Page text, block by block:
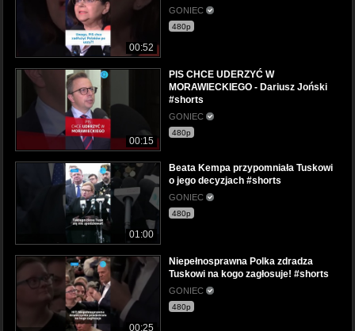
00:52
GONIEC
480p
00:15
PIS CHCE UDERZYĆ W
MORAWIECKIEGO - Dariusz Joński
#shorts
GONIEC
480p
01:00
Beata Kempa przypomniała Tuskowi
o jego decyzjach #shorts
GONIEC
480p
00:25
Niepełnosprawna Polka zdradza
Tuskowi na kogo zagłosuje! #shorts
GONIEC
480p